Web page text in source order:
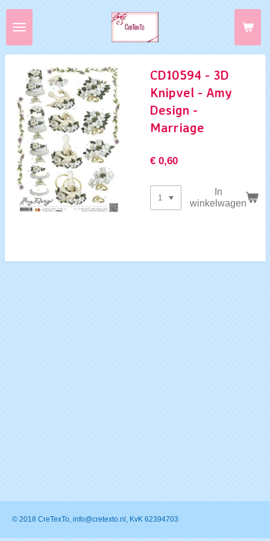
Ga
direct
de
hoofdinhoud
CD10594 - 3D
Knipvel - Amy
Design -
Marriage
€ 0,60
In
winkelwagen
© 2018 CreTexTo, info@cretexto.nl, KvK 62394703